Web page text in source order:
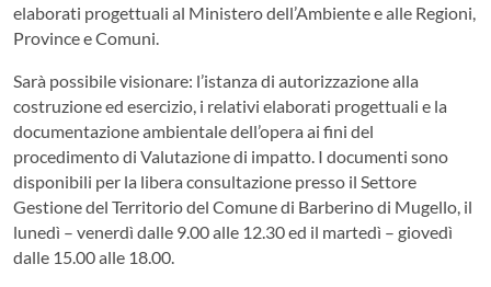
elaborati progettuali al Ministero dell’Ambiente e alle Regioni,
Province e Comuni.
Sarà possibile visionare: l’istanza di autorizzazione alla
costruzione ed esercizio, i relativi elaborati progettuali e la
documentazione ambientale dell’opera ai fini del
procedimento di Valutazione di impatto. I documenti sono
disponibili per la libera consultazione presso il Settore
Gestione del Territorio del Comune di Barberino di Mugello, il
lunedì – venerdì dalle 9.00 alle 12.30 ed il martedì – giovedì
dalle 15.00 alle 18.00.